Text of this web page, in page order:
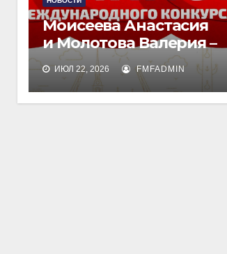
Моисеева Анастасия
и Молотова Валерия –
лауреаты
международного
конкурса талантов
ИЮЛ 22, 2026 FMFADMIN